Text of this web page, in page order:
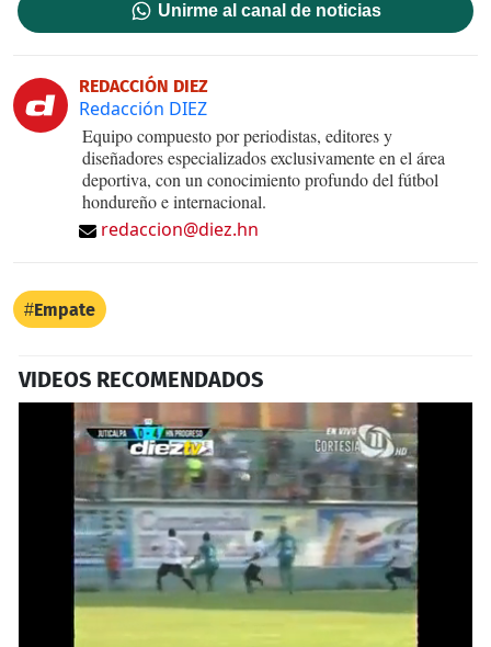
Unirme al canal de noticias
REDACCIÓN DIEZ
Redacción DIEZ
Equipo compuesto por periodistas, editores y
diseñadores especializados exclusivamente en el área
deportiva, con un conocimiento profundo del fútbol
hondureño e internacional.
redaccion@diez.hn
Empate
VIDEOS RECOMENDADOS